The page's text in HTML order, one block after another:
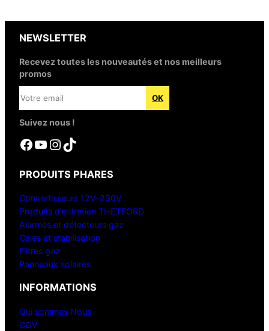
NEWSLETTER
Recevez toutes les nouveautés et nos meilleurs
promos
Suivez nous !
Facebook YouTube InstagramTikTok
PRODUITS PHARES
Convertisseurs 12V-230V
Produits d’entretien THETFORD
Alarmes et détecteurs gaz
Cales et stabilisation
Filtres gaz
Panneaux solaires
INFORMATIONS
Qui sommes Nous
CGV